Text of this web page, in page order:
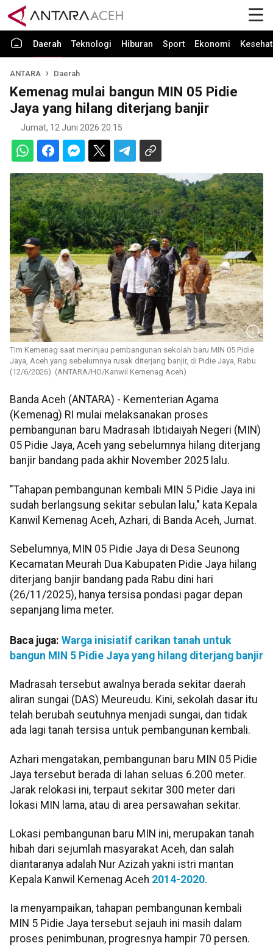
Daerah Teknologi Hiburan Sport Ekonomi
ANTARA Daerah
Kemenag mulai bangun MIN 05 Pidie
Jaya yang hilang diterjang banjir
Jumat, 12 Juni 2026 20:15
Tim Kemenag saat meninjau pembangunan sekolah baru MIN 05 Pidie
Jaya, Aceh yang sebelumnya rusak diterjang banjir, di Pidie Jaya, Rabu
(12/6/2026). (ANTARA/HO/Kanwil Kemenag Aceh)
Banda Aceh (ANTARA) - Kementerian Agama
(Kemenag) RI mulai melaksanakan proses
pembangunan baru Madrasah Ibtidaiyah Negeri (MIN)
05 Pidie Jaya, Aceh yang sebelumnya hilang diterjang
banjir bandang pada akhir November 2025 lalu.
"Tahapan pembangunan kembali MIN 5 Pidie Jaya ini
sudah berlangsung sekitar sebulan lalu," kata Kepala
Kanwil Kemenag Aceh, Azhari, di Banda Aceh, Jumat.
Sebelumnya, MIN 05 Pidie Jaya di Desa Seunong
Kecamatan Meurah Dua Kabupaten Pidie Jaya hilang
diterjang banjir bandang pada Rabu dini hari
(26/11/2025), hanya tersisa pondasi pagar depan
sepanjang lima meter.
Baca juga: Warga inisiatif carikan tanah untuk
bangun MIN 5 Pidie Jaya yang hilang diterjang banjir
Madrasah tersebut awalnya berada sekitar daerah
aliran sungai (DAS) Meureudu. Kini, sekolah dasar itu
telah berubah seutuhnya menjadi sungai, dan tidak
ada lagi tanah tersisa untuk pembangunan kembali.
Azhari mengatakan, pembangunan baru MIN 05 Pidie
Jaya tersebut berada di lahan seluas 6.200 meter.
Jarak relokasi ini, terpaut sekitar 300 meter dari
lokasi MIN lama, atau di area persawahan sekitar.
Lokasi pembangunan baru MIN ini, merupakan tanah
hibah dari sejumlah masyarakat Aceh, dan salah
diantaranya adalah Nur Azizah yakni istri mantan
Kepala Kanwil Kemenag Aceh 2014-2020.
Ia menyampaikan, tahapan pembangunan kembali
MIN 5 Pidie Jaya tersebut sejauh ini masih dalam
proses penimbunan, progresnya hampir 70 persen.